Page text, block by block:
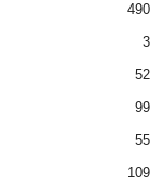
490
3
52
99
55
109